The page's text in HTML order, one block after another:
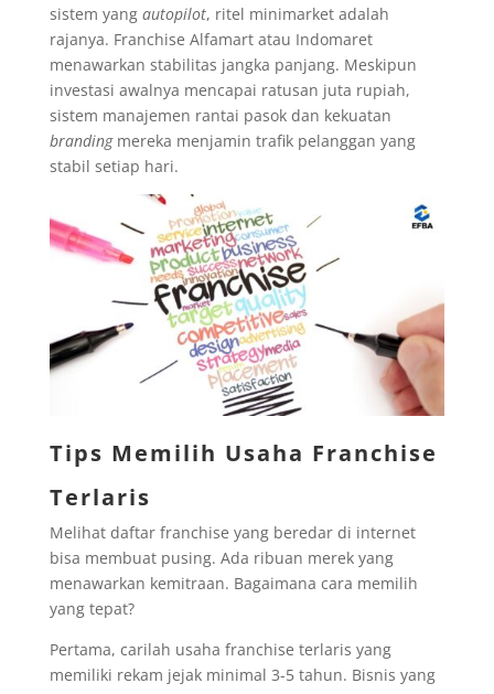
sistem yang autopilot, ritel minimarket adalah
rajanya. Franchise Alfamart atau Indomaret
menawarkan stabilitas jangka panjang. Meskipun
investasi awalnya mencapai ratusan juta rupiah,
sistem manajemen rantai pasok dan kekuatan
brandingmereka menjamin trafik pelanggan yang
stabil setiap hari.
Tips Memilih Usaha Franchise
Terlaris
Melihat daftar franchise yang beredar di internet
bisa membuat pusing. Ada ribuan merek yang
menawarkan kemitraan. Bagaimana cara memilih
yang tepat?
Pertama, carilah usaha franchise terlaris yang
memiliki rekam jejak minimal 3-5 tahun. Bisnis yang